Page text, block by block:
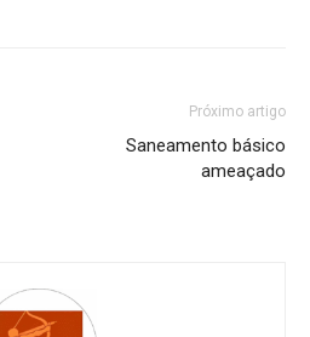
Próximo artigo
Saneamento básico
ameaçado